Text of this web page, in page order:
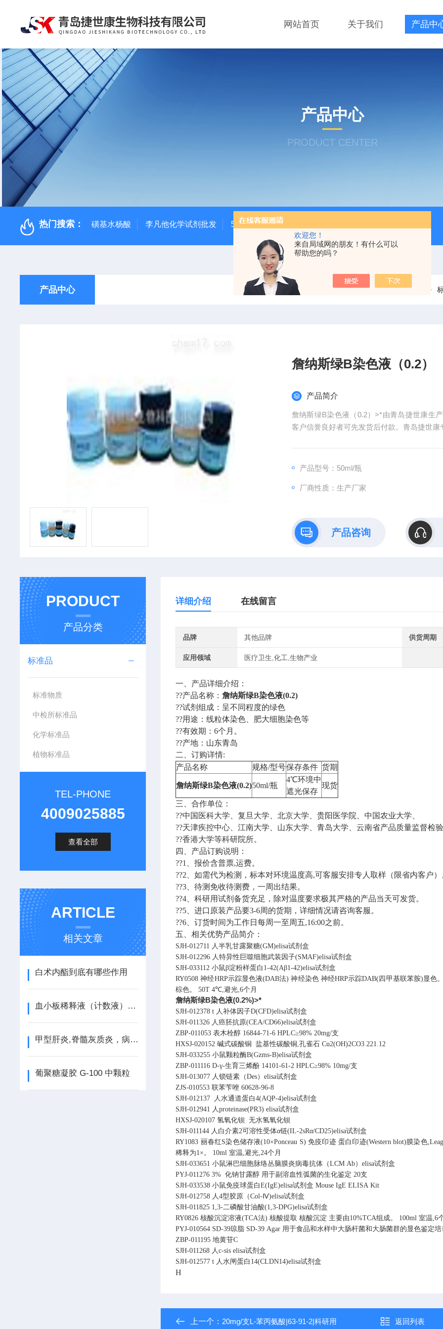
欢迎您！
来自局域网的朋友！有什么可以
帮助您的吗？
网站首页 关于我们 产品中
产品中心
PRODUCT CENTER
热门搜索： 磺基水杨酸 李凡他化学试剂批发 500次MTS细胞增殖与细胞毒性检测试剂盒 48t/96t国产
产品中心 当前位置：首页 产品中心
詹纳斯绿B染色液（0.2）
产品简介
詹纳斯绿B染色液（0.2）>*由青岛捷世康生
客户信誉良好者可先发货后付款。青岛捷世
产品型号：50ml/瓶
厂商性质：生产厂家
产品咨询
详细介绍 在线留言
品牌 其他品牌 供货周期
应用领域 医疗卫生,化工,生物产业
一、产品详细介绍：
??产品名称：詹纳斯绿B染色液(0.2)
??试剂组成：呈不同程度的绿色
??用途：线粒体染色、肥大细胞染色等
??有效期：6个月。
??产地：山东青岛
二、订购详情:
产品名称
规格/型号保存条件 货期
詹纳斯绿B染色液(0.2)50ml/瓶
4℃环境中
遮光保存
现货
三、合作单位：
??中国医科大学、复旦大学、北京大学、贵阳医学院、中国农业大学、
??天津疾控中心、江南大学、山东大学、青岛大学、云南省产品质量监督检验
??香港大学等科研院所。
四、产品订购说明：
??1、报价含普票,运费。
??2、如需代为检测，标本对环境温度高,可客服安排专人取样（限省内客户）
??3、待测免收待测费，一周出结果。
??4、科研用试剂备货充足，除对温度要求极其严格的产品当天可发货。
??5、进口原装产品要3-6周的货期，详细情况请咨询客服。
??6、订货时间为工作日每周一至周五,16:00之前。
五、相关优势产品简介：
SJH-012711 人半乳甘露聚糖(GM)elisa试剂盒
SJH-012296 人特异性巨噬细胞武装因子(SMAF)elisa试剂盒
SJH-033112 小鼠β淀粉样蛋白1-42(Aβ1-42)elisa试剂盒
RY0508 神经HRP示踪显色液(DAB法) 神经染色 神经HRP示踪DAB(四甲基联苯胺)显色。
棕色。
50T 4℃,避光,6个月
詹纳斯绿B染色液(0.2%)>*
SJH-012378 t 人补体因子D(CFD)elisa试剂盒
SJH-011326 人癌胚抗原(CEA/CD66)elisa试剂盒
ZBP-011053 表木栓醇 16844-71-6 HPLC≥98% 20mg/支
HXSJ-020152 碱式碳酸铜 盐基性碳酸铜,孔雀石 Cu2(OH)2CO3 221.12
SJH-033255 小鼠颗粒酶B(Gzms-B)elisa试剂盒
ZBP-011116 D-γ-生育三烯酚 14101-61-2 HPLC≥98% 10mg/支
SJH-013077 人锁链素（Des）elisa试剂盒
ZJS-010553 联苯苄唑 60628-96-8
SJH-012137
人水通道蛋白4(AQP-4)elisa试剂盒
SJH-012941 人proteinase(PR3) elisa试剂盒
HXSJ-020107 氢氧化钡
无水氢氧化钡
SJH-011144 人白介素2可溶性受体α链(IL-2sRα/CD25)elisa试剂盒
RY1083 丽春红S染色储存液(10×Ponceau S) 免疫印迹 蛋白印迹(Western blot)膜染色
稀释为1×。
10ml 室温,避光,24个月
SJH-033651 小鼠淋巴细胞脉络丛脑膜炎病毒抗体（LCM Ab）elisa试剂盒
PYJ-011276 3% 化钠甘露醇 用于副溶血性弧菌的生化鉴定 20支
SJH-033538 小鼠免疫球蛋白E(IgE)elisa试剂盒 Mouse IgE ELISA Kit
SJH-012758 人4型胶原（Col-Ⅳ)elisa试剂盒
SJH-011825 1,3-二磷酸甘油酸(1,3-DPG)elisa试剂盒
RY0826 核酸沉淀溶液(TCA法) 核酸提取 核酸沉淀 主要由10%TCA组成。 100ml 室温,6
PYJ-010564 SD-39琼脂 SD-39 Agar 用于食品和水样中大肠杆菌和大肠菌群的显色鉴定培
ZBP-011195 地黄苷C
SJH-011268 人c-sis elisa试剂盒
SJH-012577 t 人水闸蛋白14(CLDN14)elisa试剂盒
H
上一个： 20mg/支L-苯丙氨酸|63-91-2|科研用 返回列表
PRODUCT
产品分类
标准品
标准物质
中检所标准品
化学标准品
植物标准品
TEL-PHONE
4009025885
查看全部
ARTICLE
相关文章
白术内酯到底有哪些作用
血小板稀释液（计数液）说明书
甲型肝炎,脊髓灰质炎，病毒检测方法
葡聚糖凝胶 G-100 中颗粒